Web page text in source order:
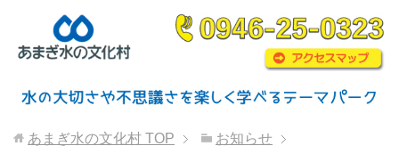
あまぎ水の文化村 TOP
お知らせ